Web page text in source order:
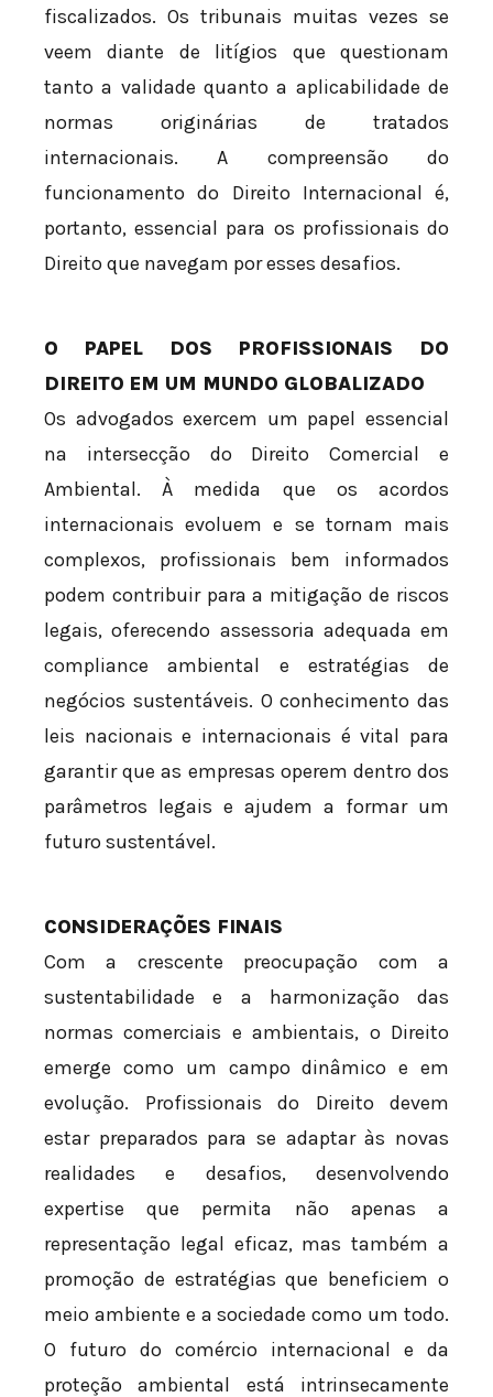
fiscalizados. Os tribunais muitas vezes se
veem diante de litígios que questionam
tanto a validade quanto a aplicabilidade de
normas originárias de tratados
internacionais. A compreensão do
funcionamento do Direito Internacional é,
portanto, essencial para os profissionais do
Direito que navegam por esses desafios.
O PAPEL DOS PROFISSIONAIS DO
DIREITO EM UM MUNDO GLOBALIZADO
Os advogados exercem um papel essencial
na intersecção do Direito Comercial e
Ambiental. À medida que os acordos
internacionais evoluem e se tornam mais
complexos, profissionais bem informados
podem contribuir para a mitigação de riscos
legais, oferecendo assessoria adequada em
compliance ambiental e estratégias de
negócios sustentáveis. O conhecimento das
leis nacionais e internacionais é vital para
garantir que as empresas operem dentro dos
parâmetros legais e ajudem a formar um
futuro sustentável.
CONSIDERAÇÕES FINAIS
Com a crescente preocupação com a
sustentabilidade e a harmonização das
normas comerciais e ambientais, o Direito
emerge como um campo dinâmico e em
evolução. Profissionais do Direito devem
estar preparados para se adaptar às novas
realidades e desafios, desenvolvendo
expertise que permita não apenas a
representação legal eficaz, mas também a
promoção de estratégias que beneficiem o
meio ambiente e a sociedade como um todo.
O futuro do comércio internacional e da
proteção ambiental está intrinsecamente